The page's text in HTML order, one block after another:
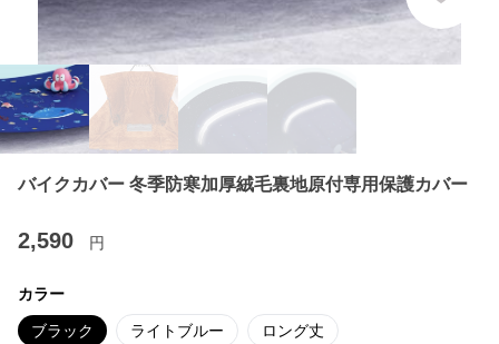
バイクカバー 冬季防寒加厚絨毛裏地原付専用保護カバー
2,590 円
カラー
ブラック ライトブルー ロング丈